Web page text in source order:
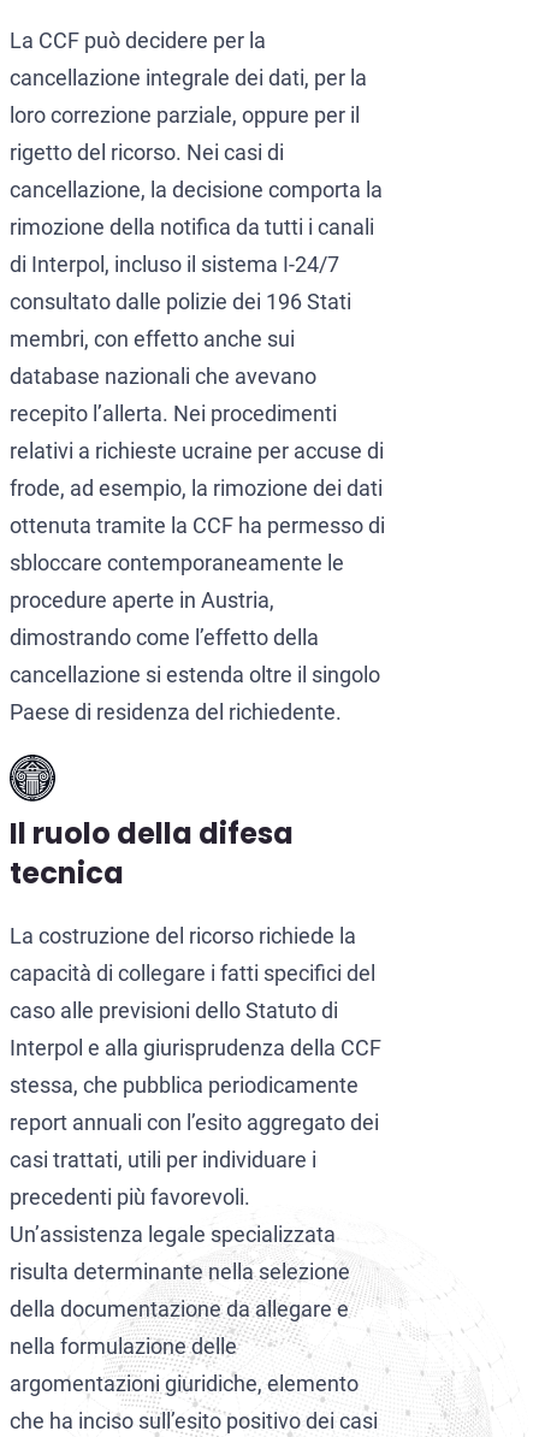
La CCF può decidere per la
cancellazione integrale dei dati, per la
loro correzione parziale, oppure per il
rigetto del ricorso. Nei casi di
cancellazione, la decisione comporta la
rimozione della notifica da tutti i canali
di Interpol, incluso il sistema I-24/7
consultato dalle polizie dei 196 Stati
membri, con effetto anche sui
database nazionali che avevano
recepito l’allerta. Nei procedimenti
relativi a richieste ucraine per accuse di
frode, ad esempio, la rimozione dei dati
ottenuta tramite la CCF ha permesso di
sbloccare contemporaneamente le
procedure aperte in Austria,
dimostrando come l’effetto della
cancellazione si estenda oltre il singolo
Paese di residenza del richiedente.
Il ruolo della difesa
tecnica
La costruzione del ricorso richiede la
capacità di collegare i fatti specifici del
caso alle previsioni dello Statuto di
Interpol e alla giurisprudenza della CCF
stessa, che pubblica periodicamente
report annuali con l’esito aggregato dei
casi trattati, utili per individuare i
precedenti più favorevoli.
Un’assistenza legale specializzata
risulta determinante nella selezione
della documentazione da allegare e
nella formulazione delle
argomentazioni giuridiche, elemento
che ha inciso sull’esito positivo dei casi